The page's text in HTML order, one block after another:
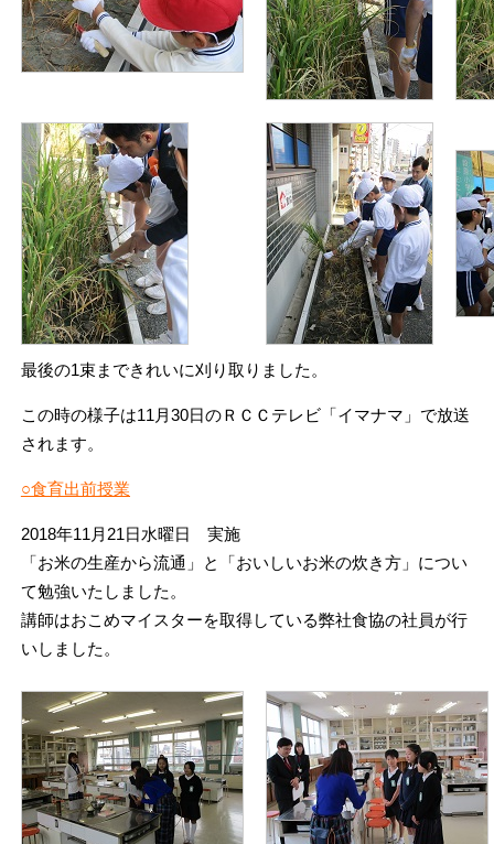
最後の1束まできれいに刈り取りました。
この時の様子は11月30日のＲＣＣテレビ「イマナマ」で放送
されます。
○食育出前授業
2018年11月21日水曜日 実施
「お米の生産から流通」と「おいしいお米の炊き方」につい
て勉強いたしました。
講師はおこめマイスターを取得している弊社食協の社員が行
いしました。